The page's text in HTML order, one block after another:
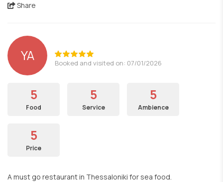
Share
YA Booked and visited on: 07/01/2026
5
Food
5
Service
5
Ambience
5
Price
A must go restaurant in Thessaloniki for sea food.